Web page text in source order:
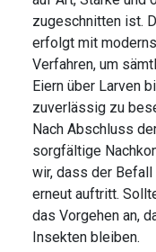
zugeschnitten ist.
erfolgt mit
Verfahren, um
Eiern über Larven
zuverlässig zu
Nach Abschluss
sorgfältige
wir, dass der
erneut auftritt.
das Vorgehen an,
Insekten bleiben.